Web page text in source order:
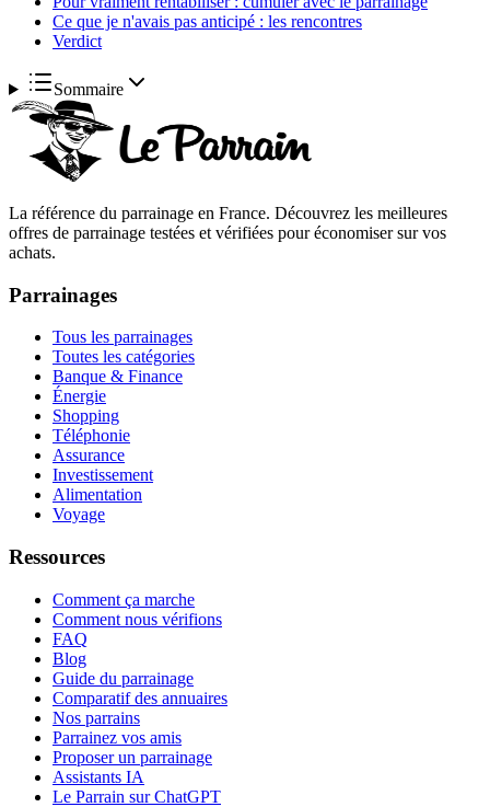
Ce que je n'avais pas anticipé : les rencontres
Verdict
Sommaire
La référence du parrainage en France. Découvrez les meilleures
offres de parrainage testées et vérifiées pour économiser sur vos
achats.
Parrainages
Tous les parrainages
Toutes les catégories
Banque & Finance
Énergie
Shopping
Téléphonie
Assurance
Investissement
Alimentation
Voyage
Ressources
Comment ça marche
Comment nous vérifions
FAQ
Blog
Guide du parrainage
Comparatif des annuaires
Nos parrains
Parrainez vos amis
Proposer un parrainage
Assistants IA
Le Parrain sur ChatGPT